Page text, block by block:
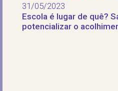
31/05/2023
Escola é lugar de quê?
potencializar o